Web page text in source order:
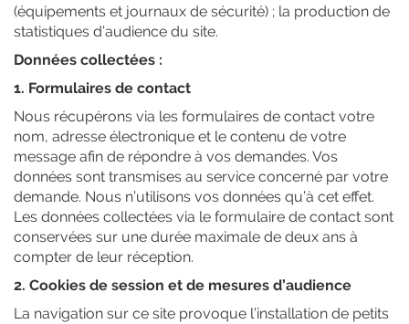
(équipements et journaux de sécurité) ; la production de
statistiques d’audience du site.
Données collectées :
1. Formulaires de contact
Nous récupérons via les formulaires de contact votre
nom, adresse électronique et le contenu de votre
message afin de répondre à vos demandes. Vos
données sont transmises au service concerné par votre
demande. Nous n’utilisons vos données qu’à cet effet.
Les données collectées via le formulaire de contact sont
conservées sur une durée maximale de deux ans à
compter de leur réception.
2. Cookies de session et de mesures d’audience
La navigation sur ce site provoque l’installation de petits